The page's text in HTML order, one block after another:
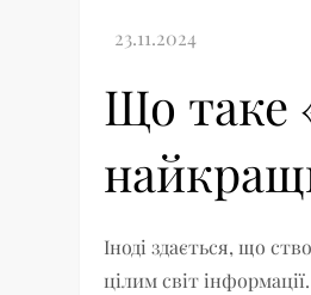
Що таке
Іноді здається, що
цілим світ